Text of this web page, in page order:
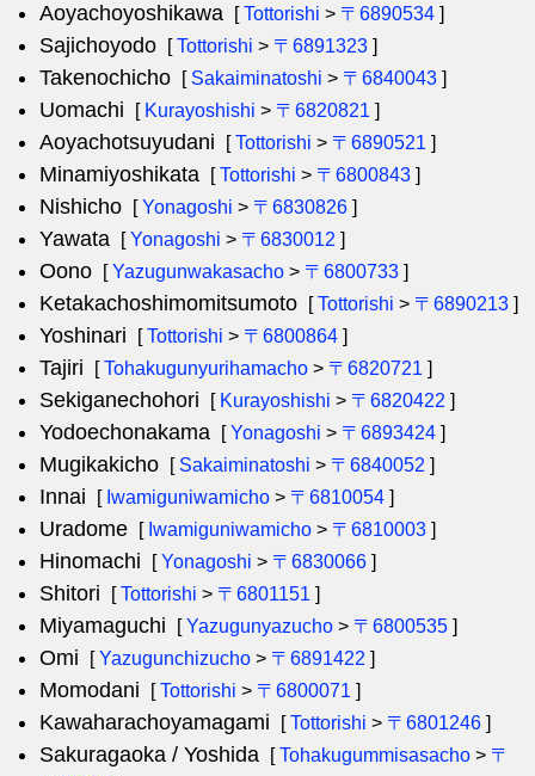
Aoyachoyoshikawa [Tottorishi > 〒6890534 ]
Sajichoyodo [Tottorishi > 〒6891323 ]
Takenochicho [ Sakaiminatoshi > 〒6840043 ]
Uomachi [ Kurayoshishi > 〒6820821 ]
Aoyachotsuyudani [Tottorishi > 〒6890521 ]
Minamiyoshikata [Tottorishi > 〒6800843 ]
Nishicho [Yonagoshi > 〒6830826 ]
Yawata [Yonagoshi > 〒6830012 ]
Oono [Yazugunwakasacho > 〒6800733 ]
Ketakachoshimomitsumoto [Tottorishi > 〒6890213 ]
Yoshinari [Tottorishi > 〒6800864 ]
Tajiri [Tohakugunyurihamacho > 〒6820721 ]
Sekiganechohori [ Kurayoshishi > 〒6820422 ]
Yodoechonakama [Yonagoshi > 〒6893424 ]
Mugikakicho [ Sakaiminatoshi > 〒6840052 ]
Innai [ Iwamiguniwamicho > 〒6810054 ]
Uradome [ Iwamiguniwamicho > 〒6810003 ]
Hinomachi [Yonagoshi > 〒6830066 ]
Shitori [Tottorishi > 〒6801151 ]
Miyamaguchi [Yazugunyazucho > 〒6800535 ]
Omi [Yazugunchizucho > 〒6891422 ]
Momodani [Tottorishi > 〒6800071 ]
Kawaharachoyamagami [Tottorishi > 〒6801246 ]
Sakuragaoka / Yoshida [Tohakugummisasacho > 〒